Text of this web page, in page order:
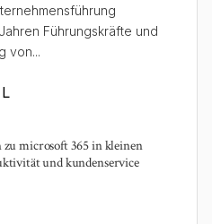
Führungskräfte und
von...
microsoft 365 in kleinen
und kundenservice